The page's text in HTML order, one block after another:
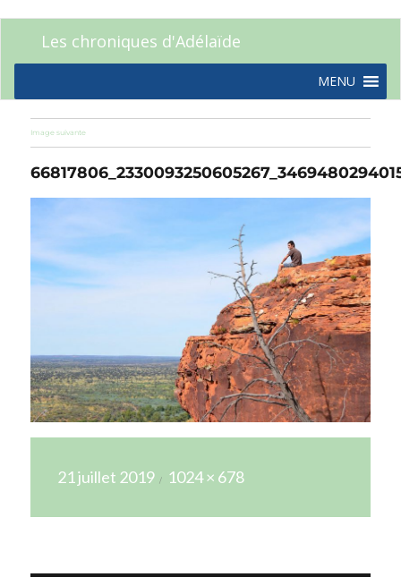
Les chroniques d'Adélaïde
MENU
Image suivante
le21 juillet 2019
réelle
1024 × 678